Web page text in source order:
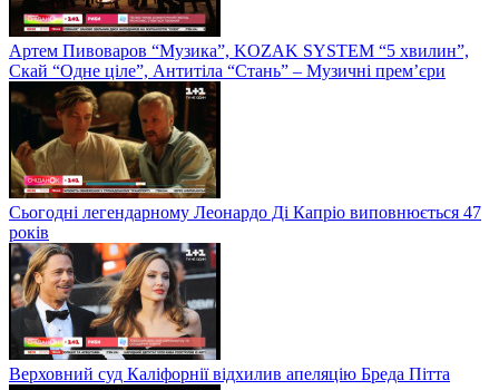
Артем Пивоваров “Музика”, KOZAK SYSTEM “5 хвилин”,
Скай “Одне ціле”, Антитіла “Стань” – Музичні прем’єри
Сьогодні легендарному Леонардо Ді Капріо виповнюється 47
років
Верховний суд Каліфорнії відхилив апеляцію Бреда Пітта